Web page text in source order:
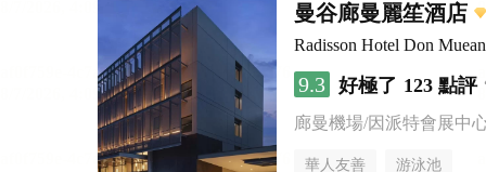
曼谷廊曼麗笙酒店
Radisson Hotel Don
9.3 好極了 123 點評
廊曼機場/因派特會展中
華人友善 游泳池